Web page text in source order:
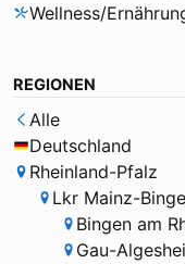
Wellness/
REGIONEN
Alle
Deutschland
Rheinland-Pfalz
Lkr Mainz-
Bingen am
Gau-